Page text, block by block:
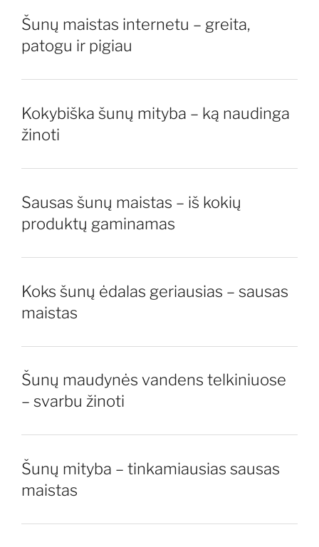
Šunų maistas internetu – greita,
patogu ir pigiau
Kokybiška šunų mityba – ką naudinga
žinoti
Sausas šunų maistas – iš kokių
produktų gaminamas
Koks šunų ėdalas geriausias – sausas
maistas
Šunų maudynės vandens telkiniuose
– svarbu žinoti
Šunų mityba – tinkamiausias sausas
maistas